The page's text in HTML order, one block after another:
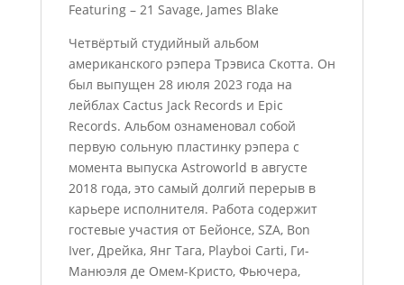
Featuring – 21 Savage, James Blake
Четвёртый студийный альбом
американского рэпера Трэвиса Скотта. Он
был выпущен 28 июля 2023 года на
лейблах Cactus Jack Records и Epic
Records. Альбом ознаменовал собой
первую сольную пластинку рэпера с
момента выпуска Astroworld в августе
2018 года, это самый долгий перерыв в
карьере исполнителя. Работа содержит
гостевые участия от Бейонсе, SZA, Bon
Iver, Дрейка, Янг Тага, Playboi Carti, Ги-
Манюэля де Омем-Кристо, Фьючера,